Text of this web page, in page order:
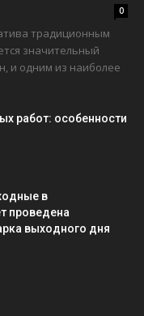
0
традиционным
значительный
и одним из наиболее
работ: особенности
в
проведена
выходного дня